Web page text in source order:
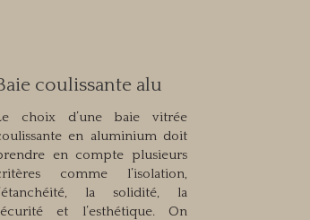
coulissante alu
choix d’une baie vitrée
en aluminium doit
en compte plusieurs
comme l’isolation,
la solidité, la
et l’esthétique. On